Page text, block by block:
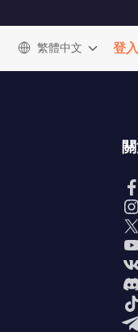
繁體中文 登入